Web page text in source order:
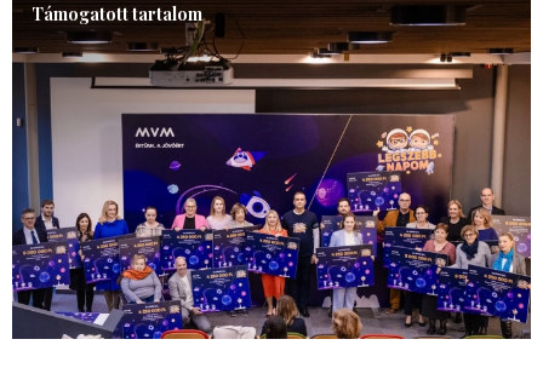
Támogatott tartalom